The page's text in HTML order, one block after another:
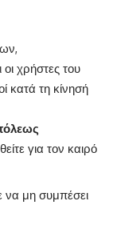
χρήστες του
κατά τη κίνησή
για τον καιρό
να μη συμπέσει